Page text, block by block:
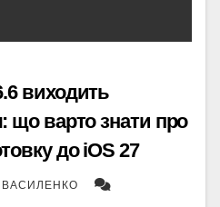
виходить
що варто знати про
до iOS 27